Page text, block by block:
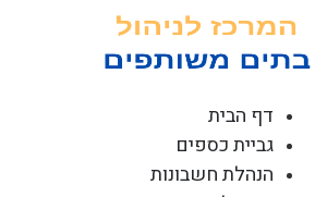
דף הבית
גביית כספים
הנהלת חשבונות